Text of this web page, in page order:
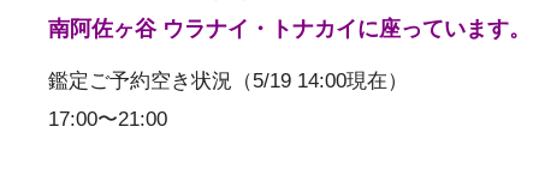
南阿佐ヶ谷 ウラナイ・トナカイに座っています
鑑定ご予約空き状況（5/19 14:00現在）
17:00〜21:00